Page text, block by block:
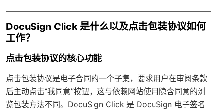
DocuSign Click 是什么以及点击包装协议如何
工作？
点击包装协议的核心功能
点击包装协议是电子合同的一个子集，要求用户在审阅条款
后主动点击“我同意”按钮，这与依赖网站使用隐含同意的浏
览包装方法不同。DocuSign Click 是 DocuSign 电子签名